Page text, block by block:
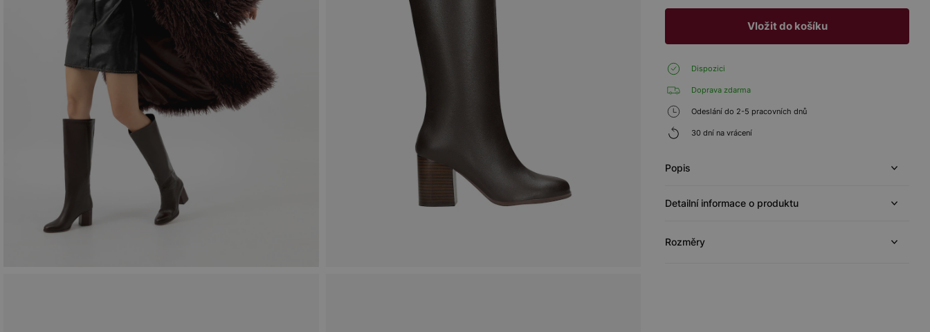
Vložit do košíku
Dispozici
Doprava zdarma
Odeslání do 2-5 pracovních dnů
30 dní na vrácení
Popis
Detailní informace o produktu
Rozměry